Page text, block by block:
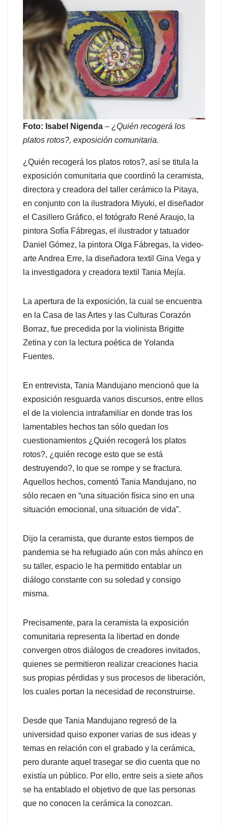
Foto: Isabel Nigenda – ¿Quién recogerá los
platos rotos?, exposición comunitaria.
¿Quién recogerá los platos rotos?, así se titula la
exposición comunitaria que coordinó la ceramista,
directora y creadora del taller cerámico la Pitaya,
en conjunto con la ilustradora Miyuki, el diseñador
el Casillero Gráfico, el fotógrafo René Araujo, la
pintora Sofía Fábregas, el ilustrador y tatuador
Daniel Gómez, la pintora Olga Fábregas, la video-
arte Andrea Erre, la diseñadora textil Gina Vega y
la investigadora y creadora textil Tania Mejía.
La apertura de la exposición, la cual se encuentra
en la Casa de las Artes y las Culturas Corazón
Borraz, fue precedida por la violinista Brigitte
Zetina y con la lectura poética de Yolanda
Fuentes.
En entrevista, Tania Mandujano mencionó que la
exposición resguarda varios discursos, entre ellos
el de la violencia intrafamiliar en donde tras los
lamentables hechos tan sólo quedan los
cuestionamientos ¿Quién recogerá los platos
rotos?, ¿quién recoge esto que se está
destruyendo?, lo que se rompe y se fractura.
Aquellos hechos, comentó Tania Mandujano, no
sólo recaen en “una situación física sino en una
situación emocional, una situación de vida”.
Dijo la ceramista, que durante estos tiempos de
pandemia se ha refugiado aún con más ahínco en
su taller, espacio le ha permitido entablar un
diálogo constante con su soledad y consigo
misma.
Precisamente, para la ceramista la exposición
comunitaria representa la libertad en donde
convergen otros diálogos de creadores invitados,
quienes se permitieron realizar creaciones hacia
sus propias pérdidas y sus procesos de liberación,
los cuales portan la necesidad de reconstruirse.
Desde que Tania Mandujano regresó de la
universidad quiso exponer varias de sus ideas y
temas en relación con el grabado y la cerámica,
pero durante aquel trasegar se dio cuenta que no
existía un público. Por ello, entre seis a siete años
se ha entablado el objetivo de que las personas
que no conocen la cerámica la conozcan.